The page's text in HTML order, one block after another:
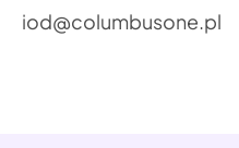
iod@columbusone.pl